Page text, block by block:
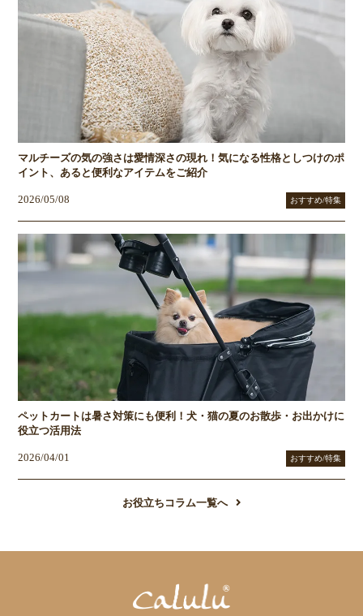
マルチーズの気の強さは愛情深さの現れ！気になる性格としつけのポ
イント、あると便利なアイテムをご紹介
2026/05/08 おすすめ/特集
ペットカートは暑さ対策にも便利！犬・猫の夏のお散歩・お出かけに
役立つ活用法
2026/04/01 おすすめ/特集
お役立ちコラム一覧へ